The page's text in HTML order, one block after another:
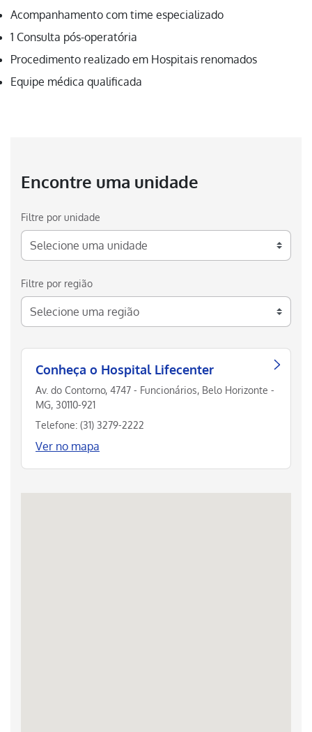
Acompanhamento com time especializado
1 Consulta pós-operatória
Procedimento realizado em Hospitais renomados
Equipe médica qualificada
Encontre uma unidade
Filtre por unidade
Filtre por região
Conheça o Hospital Lifecenter
Av. do Contorno, 4747 - Funcionários, Belo Horizonte -
MG, 30110-921
Telefone: (31) 3279-2222
Ver no mapa